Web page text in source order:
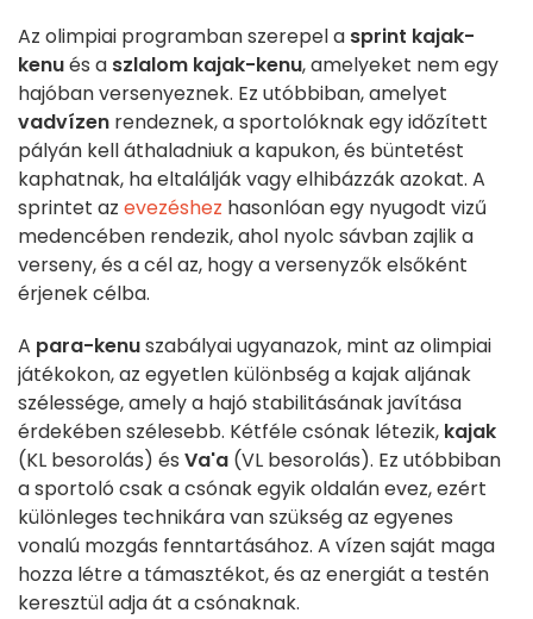
Az olimpiai programban szerepel a sprint kajak-
kenués a szlalom kajak-kenu, amelyeket nem egy
hajóban versenyeznek. Ez utóbbiban, amelyet
vadvízen rendeznek, a sportolóknak egy időzített
pályán kell áthaladniuk a kapukon, és büntetést
kaphatnak, ha eltalálják vagy elhibázzák azokat. A
sprintet az evezéshez hasonlóan egy nyugodt vizű
medencében rendezik, ahol nyolc sávban zajlik a
verseny, és a cél az, hogy a versenyzők elsőként
érjenek célba.
A para-kenuszabályai ugyanazok, mint az olimpiai
játékokon, az egyetlen különbség a kajak aljának
szélessége, amely a hajó stabilitásának javítása
érdekében szélesebb. Kétféle csónak létezik, kajak
(KL besorolás) és Va'a (VL besorolás). Ez utóbbiban
a sportoló csak a csónak egyik oldalán evez, ezért
különleges technikára van szükség az egyenes
vonalú mozgás fenntartásához. A vízen saját maga
hozza létre a támasztékot, és az energiát a testén
keresztül adja át a csónaknak.